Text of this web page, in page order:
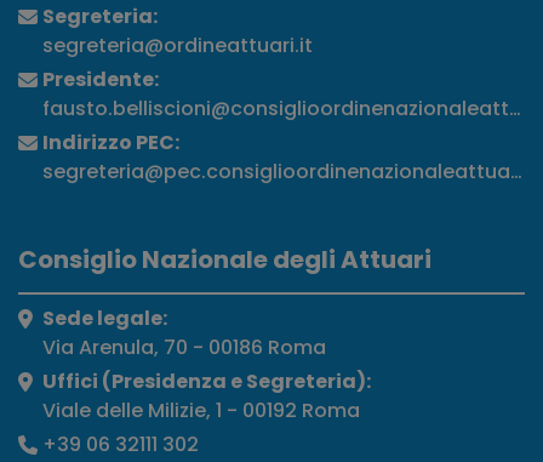
Segreteria:
segreteria@ordineattuari.it
Presidente:
Indirizzo PEC:
segreteria@pec.consiglioordinenazionaleattuari.it
Consiglio Nazionale degli Attuari
Sede legale:
Via Arenula, 70 - 00186 Roma
Uffici (Presidenza e Segreteria):
Viale delle Milizie, 1 - 00192 Roma
+39 06 32111 302